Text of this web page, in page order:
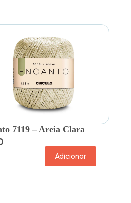
7119 – Areia Clara
Adicionar